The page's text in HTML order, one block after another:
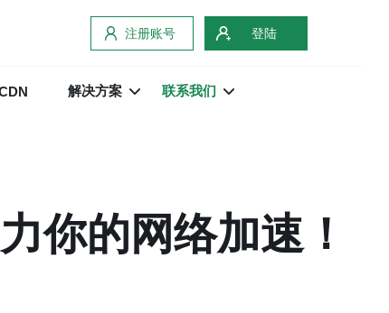
注册账号 登陆
解决方案 联系我们
你的网络加速！